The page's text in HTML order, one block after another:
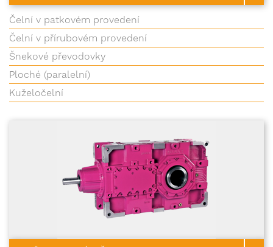
Čelní v patkovém provedení
Čelní v přírubovém provedení
Šnekové převodovky
Ploché (paralelní)
Kuželočelní